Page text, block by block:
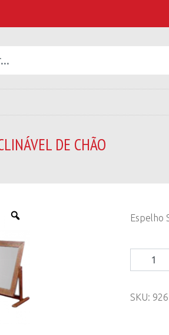
DE CHÃO
Espelho
Espelho
Sapato
de
SKU: 926